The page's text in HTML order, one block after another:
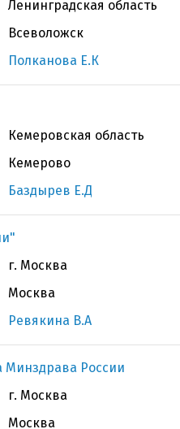
Ленинградская область
Всеволожск
Полканова Е.К
Кемеровская область
Кемерово
Баздырев Е.Д
г. Москва
Москва
Ревякина В.А
России
г. Москва
Москва